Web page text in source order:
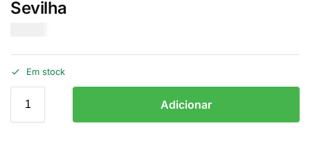
Sevilha
Em stock
Adicionar